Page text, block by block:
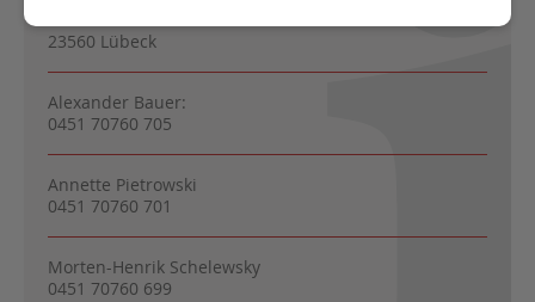
23560 Lübeck
Alexander Bauer:
0451 70760 705
Annette Pietrowski
0451 70760 701
Morten-Henrik Schelewsky
0451 70760 699